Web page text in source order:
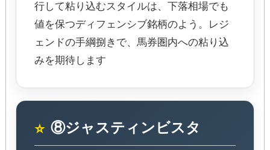
行して粘り込むスタイルは、下落相場でも
値を保つディフェンシブ銘柄のよう。レジ
ェンドの手綱捌きで、馬券圏内への粘り込
みを期待します
⭐ ⑧ジャスティンビスタ